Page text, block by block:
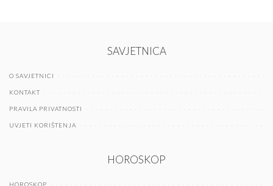
SAVJETNICA
O SAVJETNICI
KONTAKT
PRAVILA PRIVATNOSTI
UVJETI KORIŠTENJA
HOROSKOP
HOROSKOP